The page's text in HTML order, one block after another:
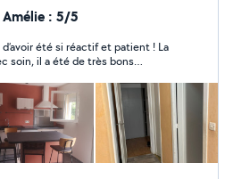
: 5/5
été si réactif et patient ! La
soin, il a été de très bons
possible bref un sans faute !